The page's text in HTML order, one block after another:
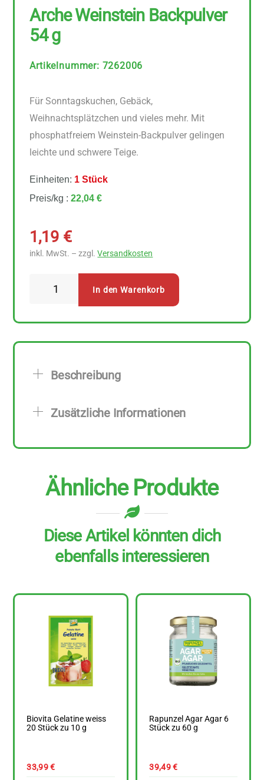
Arche Weinstein Backpulver
54 g
Artikelnummer: 7262006
Für Sonntagskuchen, Gebäck,
Weihnachtsplätzchen und vieles mehr. Mit
phosphatfreiem Weinstein-Backpulver gelingen
leichte und schwere Teige.
Einheiten: 1 Stück
Preis/kg :22,04 €
1,19 €
inkl. MwSt. – zzgl.Versandkosten
Menge
In den Warenkorb
Beschreibung
Zusätzliche Informationen
Ähnliche Produkte
Diese Artikel könnten dich
ebenfalls interessieren
Biovita Gelatine weiss
20 Stück zu 10 g
33,99€
Rapunzel Agar Agar 6
Stück zu 60 g
39,49€